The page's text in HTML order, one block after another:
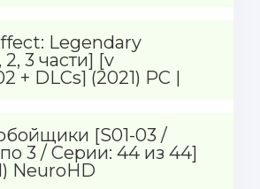
Legendary
3 части] [v
+ DLCs] (2021) PC |
[S01-03 /
3 / Серии: 44 из 44]
NeuroHD